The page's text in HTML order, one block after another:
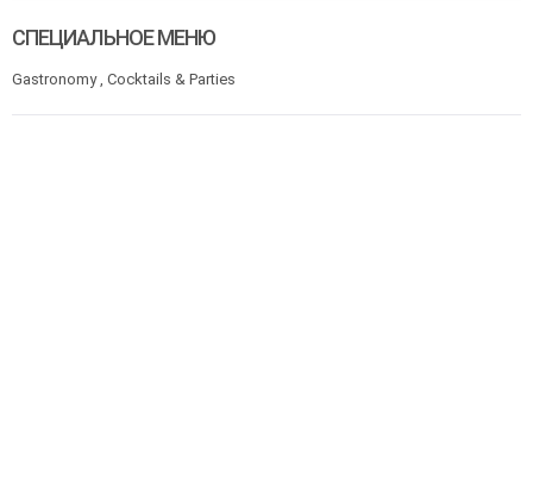
СПЕЦИАЛЬНОЕ МЕНЮ
Gastronomy , Cocktails & Parties